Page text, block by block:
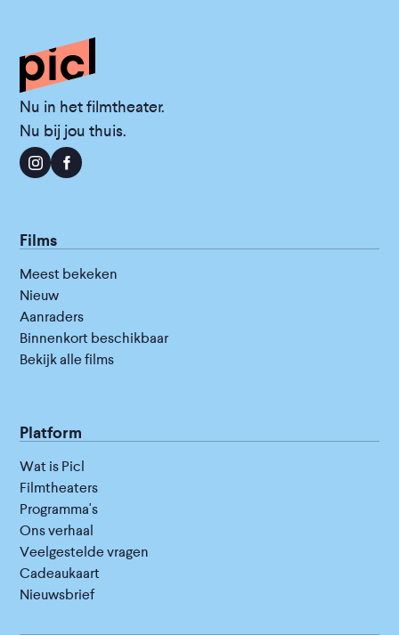
Nu in het filmtheater.
Nu bij jou thuis.
Films
Meest bekeken
Nieuw
Aanraders
Binnenkort beschikbaar
Bekijk alle films
Platform
Wat is Picl
Filmtheaters
Programma's
Ons verhaal
Veelgestelde vragen
Cadeaukaart
Nieuwsbrief